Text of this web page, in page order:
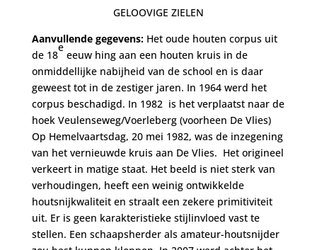
GELOOVIGE ZIELEN
Aanvullende gegevens: Het oude houten corpus uit
de 18
e
eeuw hing aan een houten kruis in de
onmiddellijke nabijheid van de school en is daar
geweest tot in de zestiger jaren. In 1964 werd het
corpus beschadigd. In 1982 is het verplaatst naar de
hoek Veulenseweg/Voerleberg (voorheen De Vlies)
Op Hemelvaartsdag, 20 mei 1982, was de inzegening
van het vernieuwde kruis aan De Vlies. Het origineel
verkeert in matige staat. Het beeld is niet sterk van
verhoudingen, heeft een weinig ontwikkelde
houtsnijkwaliteit en straalt een zekere primitiviteit
uit. Er is geen karakteristieke stijlinvloed vast te
stellen. Een schaapsherder als amateur-houtsnijder